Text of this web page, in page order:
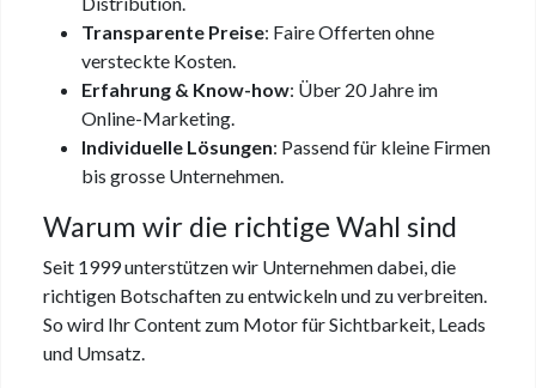
Transparente Preise: Faire Offerten ohne
versteckte Kosten.
Erfahrung & Know-how: Über 20 Jahre im
Online-Marketing.
Individuelle Lösungen: Passend für kleine Firmen
bis grosse Unternehmen.
Warum wir die richtige Wahl sind
Seit 1999 unterstützen wir Unternehmen dabei, die
richtigen Botschaften zu entwickeln und zu verbreiten.
So wird Ihr Content zum Motor für Sichtbarkeit, Leads
und Umsatz.